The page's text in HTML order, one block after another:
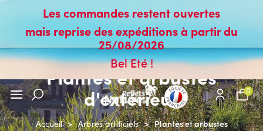
Les commandes restent ouvertes
mais reprise des expéditions à partir du
25/08/2026
Bel Eté !
0
Plantes et arbustes
d'extérieur
Accueil > Arbres artificiels > Plantes et arbustes